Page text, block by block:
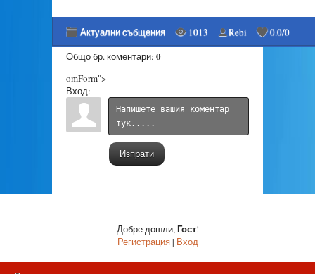
Актуални събщения 1013 Rebi 0.0/0
Общо бр. коментари: 0
omForm">
Вход:
Изпрати
Добре дошли,Гост!
Регистрация| Вход